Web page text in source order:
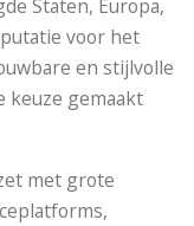
Staten, Europa,
voor het
en stijlvolle
keuze gemaakt
met grote